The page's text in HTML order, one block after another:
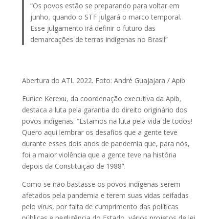
“Os povos estão se preparando para voltar em
junho, quando o STF julgará o marco temporal.
Esse julgamento irá definir o futuro das
demarcações de terras indígenas no Brasil“
Abertura do ATL 2022. Foto: André Guajajara / Apib
Eunice Kerexu, da coordenação executiva da Apib,
destaca a luta pela garantia do direito originário dos
povos indígenas. “Estamos na luta pela vida de todos!
Quero aqui lembrar os desafios que a gente teve
durante esses dois anos de pandemia que, para nós,
foi a maior violência que a gente teve na história
depois da Constituição de 1988”.
Como se não bastasse os povos indígenas serem
afetados pela pandemia e terem suas vidas ceifadas
pelo vírus, por falta de cumprimento das políticas